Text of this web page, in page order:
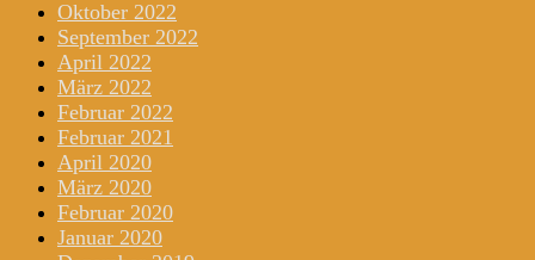
Oktober 2022
September 2022
April 2022
März 2022
Februar 2022
Februar 2021
April 2020
März 2020
Februar 2020
Januar 2020